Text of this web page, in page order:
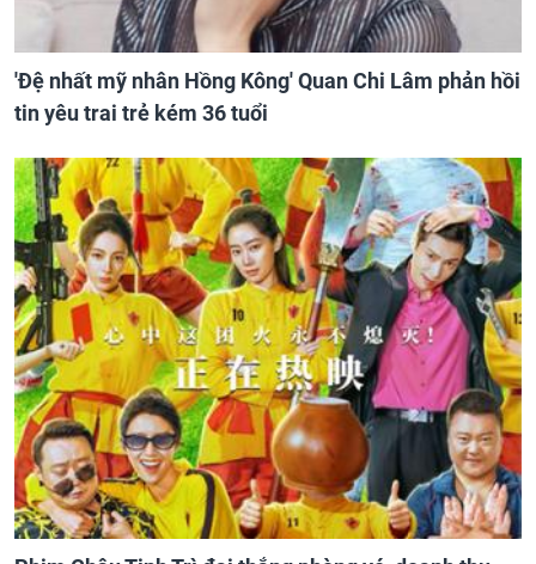
'Đệ nhất mỹ nhân Hồng Kông' Quan Chi Lâm phản hồi
tin yêu trai trẻ kém 36 tuổi